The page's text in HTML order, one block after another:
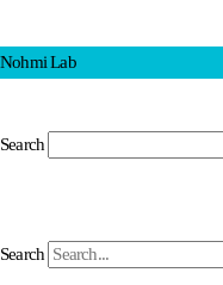
Nohmi Lab
Search
Search